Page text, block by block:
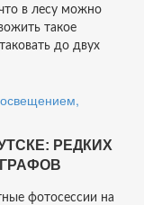
в лесу можно
такое
до двух
РЕДКИХ
фотосессии на